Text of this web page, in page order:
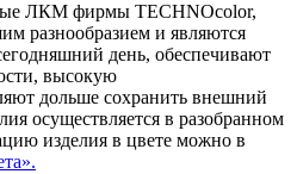
ЛКМ фирмы TECHNOcolor,
разнообразием и являются
день, обеспечивают
высокую
дольше сохранить внешний
осуществляется в разобранном
изделия в цвете можно в